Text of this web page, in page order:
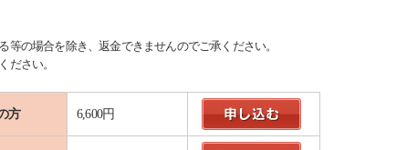
の場合を除き、返金できませんのでご承ください。
ださい。
方 6,600円